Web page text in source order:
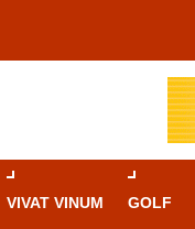
VIVAT VINUM GOLF